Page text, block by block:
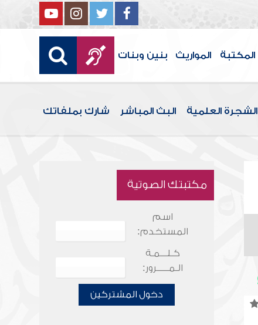
المكتبة المواريث بنين وبنات
الشجرة العلمية البث المباشر شارك بملفاتك
مكتبتك الصوتية
اسم
المستخدم:
كـلـــمـة
الـمـــــرور:
دخول المشتركين